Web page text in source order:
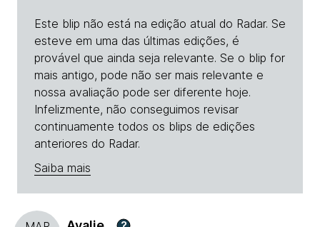
Este blip não está na edição atual do Radar. Se
esteve em uma das últimas edições, é
provável que ainda seja relevante. Se o blip for
mais antigo, pode não ser mais relevante e
nossa avaliação pode ser diferente hoje.
Infelizmente, não conseguimos revisar
continuamente todos os blips de edições
anteriores do Radar.
Saiba mais